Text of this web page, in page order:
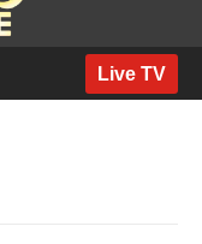
Live TV